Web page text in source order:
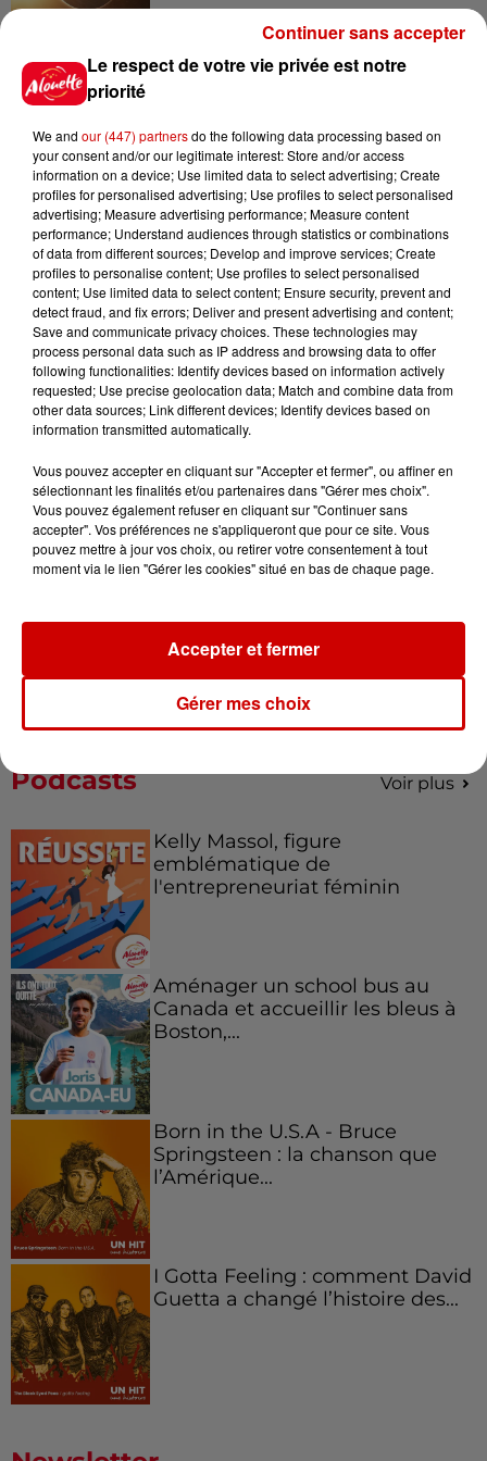
7 août 2026
À LA UNE : professeur
Jeux Voir plus
Le Duel - Gagnez vos entrées
pour l'un des zoos de nos
régions !
votre séjour en famille au cœur
de la...
vous !
Podcasts Voir plus
Kelly Massol, figure
emblématique de
l'entrepreneuriat féminin
Aménager un school bus au
Canada et accueillir les bleus à
Boston,...
Born in the U.S.A - Bruce
Springsteen : la chanson que
l’Amérique...
I Gotta Feeling : comment David
Guetta a changé l’histoire des...
Le respect de votre vie privée est notre
priorité
We and our (447) partnersdo the following data processing based on
your consent and/or our legitimate interest: Store and/or access
information on a device; Use limited data to select advertising; Create
profiles for personalised advertising; Use profiles to select personalised
advertising; Measure advertising performance; Measure content
performance; Understand audiences through statistics or combinations
of data from different sources; Develop and improve services; Create
profiles to personalise content; Use profiles to select personalised
content; Use limited data to select content; Ensure security, prevent and
detect fraud, and fix errors; Deliver and present advertising and content;
Save and communicate privacy choices. These technologies may
process personal data such as IP address and browsing data to offer
following functionalities: Identify devices based on information actively
requested; Use precise geolocation data; Match and combine data from
other data sources; Link different devices; Identify devices based on
information transmitted automatically.
Vous pouvez accepter en cliquant sur "Accepter et fermer", ou affiner en
sélectionnant les finalités et/ou partenaires dans "Gérer mes choix".
Vous pouvez également refuser en cliquant sur "Continuer sans
accepter". Vos préférences ne s'appliqueront que pour ce site. Vous
pouvez mettre à jour vos choix, ou retirer votre consentement à tout
moment via le lien "Gérer les cookies" situé en bas de chaque page.
Gérer mes choix
Accepter et fermer
Continuer sans accepter